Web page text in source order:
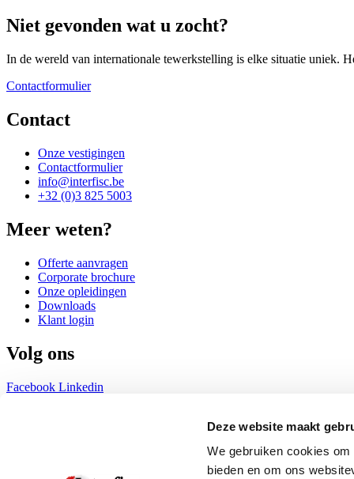
Deze website maakt
We gebruiken cookies
bieden en om ons
Niet gevonden wat u zocht?
In de wereld van internationale tewerkstelling is elke situatie uniek.
Contactformulier
Contact
Onze vestigingen
Contactformulier
info@interfisc.be
+32 (0)3 825 5003
Meer weten?
Offerte aanvragen
Corporate brochure
Onze opleidingen
Downloads
Klant login
Volg ons
Facebook Linkedin
Schrijf u in voor onze nieuwsbrief!
Volg ontwikkelingen op het gebied van werkgeversverplichtingen